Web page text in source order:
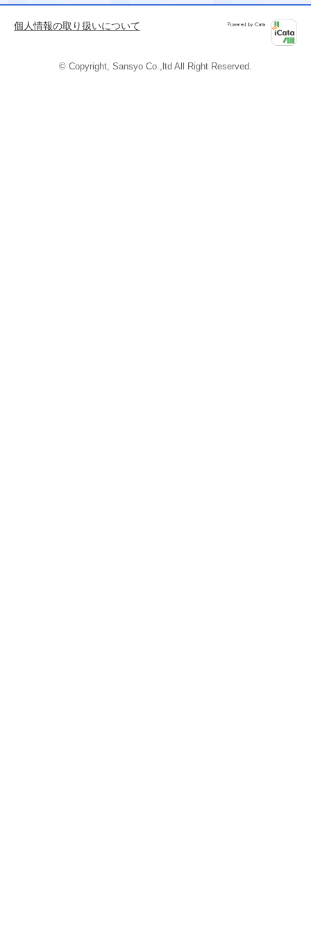
ージの
先頭へ
個人情報の取り扱いについて
© Copyright, Sansyo Co.,ltd All Right Reserved.
iCata